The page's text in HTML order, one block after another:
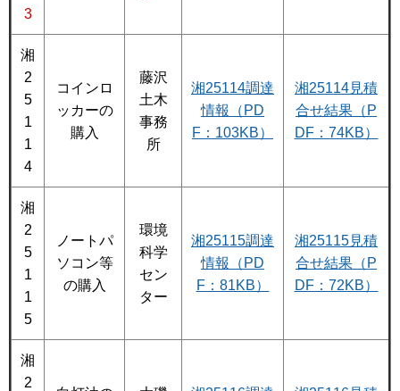
3
湘
2
5
1
1
4
コインロ
ッカーの
購入
藤沢
土木
事務
所
湘25114調達
情報（PD
F：103KB）
湘25114見積
合せ結果（P
DF：74KB）
湘
2
5
1
1
5
ノートパ
ソコン等
の購入
環境
科学
セン
ター
湘25115調達
情報（PD
F：81KB）
湘25115見積
合せ結果（P
DF：72KB）
湘
2